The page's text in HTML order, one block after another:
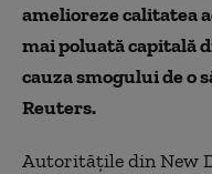
amelioreze calitatea
mai poluată capitală
cauza smogului de o
Reuters.
Autorităţile din New